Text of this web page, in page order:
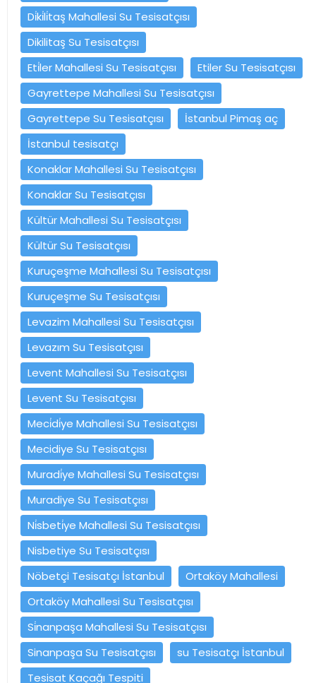
Di̇ki̇li̇taş Mahallesi Su Tesisatçısı
Dikilitaş Su Tesisatçısı
Eti̇ler Mahallesi Su Tesisatçısı
Etiler Su Tesisatçısı
Gayrettepe Mahallesi Su Tesisatçısı
Gayrettepe Su Tesisatçısı
İstanbul Pimaş aç
İstanbul tesisatçı
Konaklar Mahallesi Su Tesisatçısı
Konaklar Su Tesisatçısı
Kültür Mahallesi Su Tesisatçısı
Kültür Su Tesisatçısı
Kuruçeşme Mahallesi Su Tesisatçısı
Kuruçeşme Su Tesisatçısı
Levazim Mahallesi Su Tesisatçısı
Levazım Su Tesisatçısı
Levent Mahallesi Su Tesisatçısı
Levent Su Tesisatçısı
Meci̇di̇ye Mahallesi Su Tesisatçısı
Mecidiye Su Tesisatçısı
Muradi̇ye Mahallesi Su Tesisatçısı
Muradiye Su Tesisatçısı
Ni̇sbeti̇ye Mahallesi Su Tesisatçısı
Nisbetiye Su Tesisatçısı
Nöbetçi Tesisatçı İstanbul
Ortaköy Mahallesi
Ortaköy Mahallesi Su Tesisatçısı
Si̇nanpaşa Mahallesi Su Tesisatçısı
Sinanpaşa Su Tesisatçısı
su Tesisatçı İstanbul
Tesisat Kaçağı Tespiti